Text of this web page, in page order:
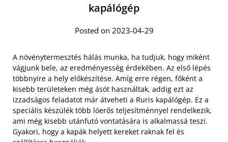
kapálógép
Posted on 2023-04-29
A növénytermesztés hálás munka, ha tudjuk, hogy miként
vágjunk bele, az eredményesség érdekében. Az első lépés
többnyire a hely előkészítése. Amíg erre régen, főként a
kisebb területeken még ásót használtak, addig ezt az
izzadságos feladatot már átveheti a Ruris kapálógép. Ez a
speciális készülék több lóerős teljesítménnyel rendelkezik,
ami még kisebb utánfutó vontatására is alkalmassá teszi.
Gyakori, hogy a kapák helyett kereket raknak fel és